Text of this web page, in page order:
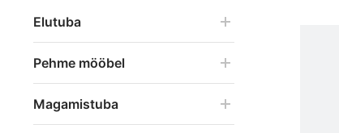
Goldin
Elutuba
Pehme mööbel
Magamistuba